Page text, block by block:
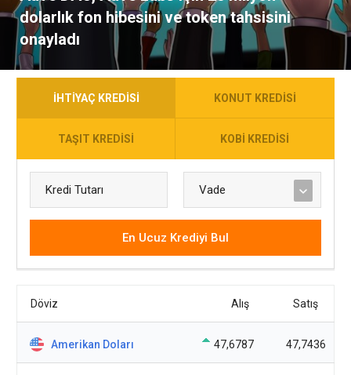
dolarlık fon hibesini ve token tahsisini
onayladı
İHTIYAÇ KREDISI KONUT KREDISI
TAŞIT KREDISI KOBI KREDISI
En Ucuz Krediyi Bul
Döviz Alış Satış
Amerikan Doları 47,6787 47,7436